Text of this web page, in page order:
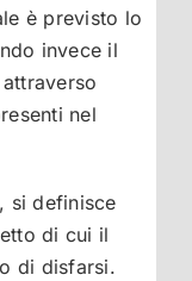
è previsto lo
invece il
nel
si definisce
di cui il
di disfarsi.